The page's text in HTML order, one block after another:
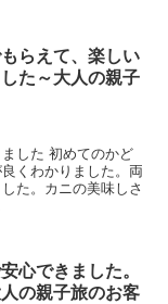
らえて、楽しい
た～大人の親子
した 初めてのかど
くわかりました。両
た。カニの美味しさ
心できました。
の親子旅のお客